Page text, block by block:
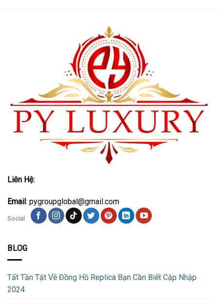
Liên Hệ:
Email : pygroupglobal@gmail.com
Social
BLOG
Tất Tần Tật Về Đồng Hồ Replica Bạn Cần Biết Cập Nhập
2024